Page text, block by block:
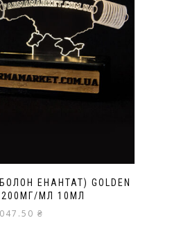
ЕНАНТАТ) GOLDEN
200МГ/МЛ 10МЛ
₴